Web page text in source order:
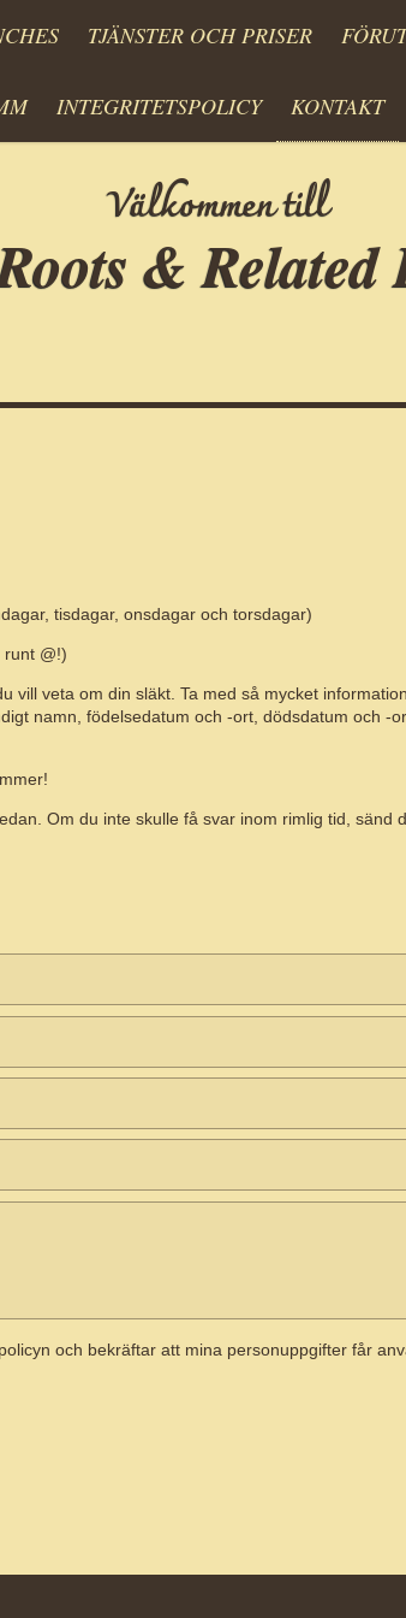
TJÄNSTER OCH PRISER
INTEGRITETSPOLICY KONTAKT
Välkommen till
& Related
tisdagar, onsdagar och torsdagar)
@!)
vill veta om din släkt. Ta med så mycket
namn, födelsedatum och -ort, dödsdatum och -
Om du inte skulle få svar inom rimlig tid, sänd
och bekräftar att mina personuppgifter får